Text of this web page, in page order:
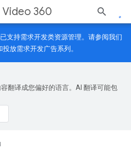
Video 360
支持需求开发类资源管理。请参阅我们
投放需求开发广告系列。
翻译成您偏好的语言。AI 翻译可能包